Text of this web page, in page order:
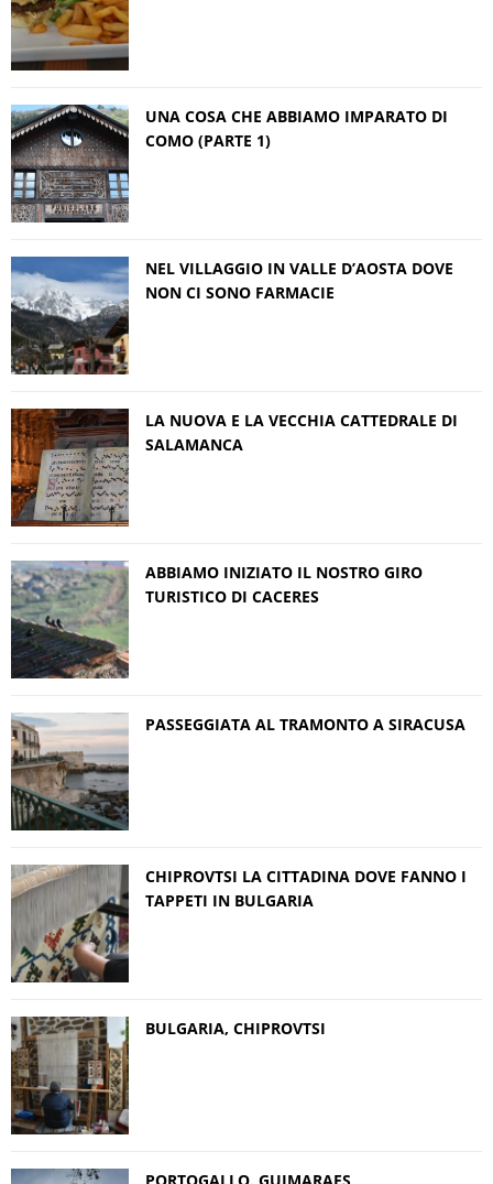
UNA COSA CHE ABBIAMO IMPARATO DI
COMO (PARTE 1)
NEL VILLAGGIO IN VALLE D’AOSTA DOVE
NON CI SONO FARMACIE
LA NUOVA E LA VECCHIA CATTEDRALE DI
SALAMANCA
ABBIAMO INIZIATO IL NOSTRO GIRO
TURISTICO DI CACERES
PASSEGGIATA AL TRAMONTO A SIRACUSA
CHIPROVTSI LA CITTADINA DOVE FANNO I
TAPPETI IN BULGARIA
BULGARIA, CHIPROVTSI